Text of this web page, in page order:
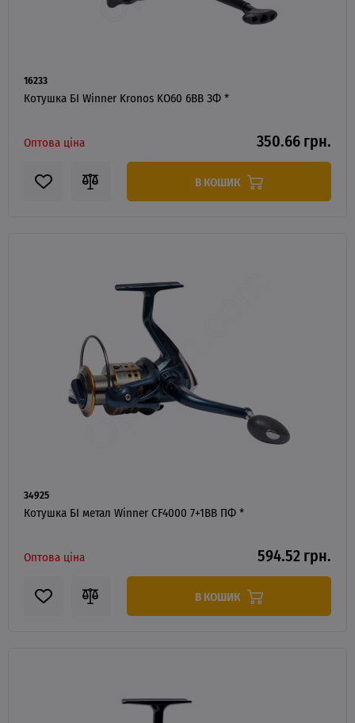
16233
Котушка БІ Winner Kronos KO60 6BB ЗФ *
Оптова ціна 350.66 грн.
В КОШИК
34925
Котушка БІ метал Winner CF4000 7+1BB ПФ *
Оптова ціна 594.52 грн.
В КОШИК